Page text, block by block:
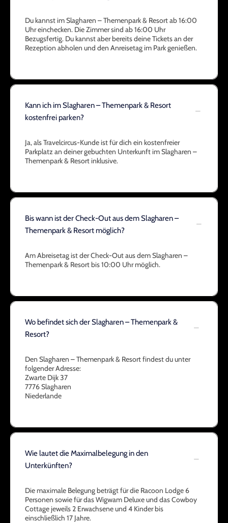
Du kannst im Slagharen – Themenpark & Resort ab 16:00
Uhr einchecken. Die Zimmer sind ab 16:00 Uhr
Bezugsfertig. Du kannst aber bereits deine Tickets an der
Rezeption abholen und den Anreisetag im Park genießen.
Kann ich im Slagharen – Themenpark & Resort
kostenfrei parken?
Ja, als Travelcircus-Kunde ist für dich ein kostenfreier
Parkplatz an deiner gebuchten Unterkunft im Slagharen –
Themenpark & Resort inklusive.
Bis wann ist der Check-Out aus dem Slagharen –
Themenpark & Resort möglich?
Am Abreisetag ist der Check-Out aus dem Slagharen –
Themenpark & Resort bis 10:00 Uhr möglich.
Wo befindet sich der Slagharen – Themenpark &
Resort?
Den Slagharen – Themenpark & Resort findest du unter
folgender Adresse:
Zwarte Dijk 37
7776 Slagharen
Niederlande
Wie lautet die Maximalbelegung in den
Unterkünften?
Die maximale Belegung beträgt für die Racoon Lodge 6
Personen sowie für das Wigwam Deluxe und das Cowboy
Cottage jeweils 2 Erwachsene und 4 Kinder bis
einschließlich 17 Jahre.